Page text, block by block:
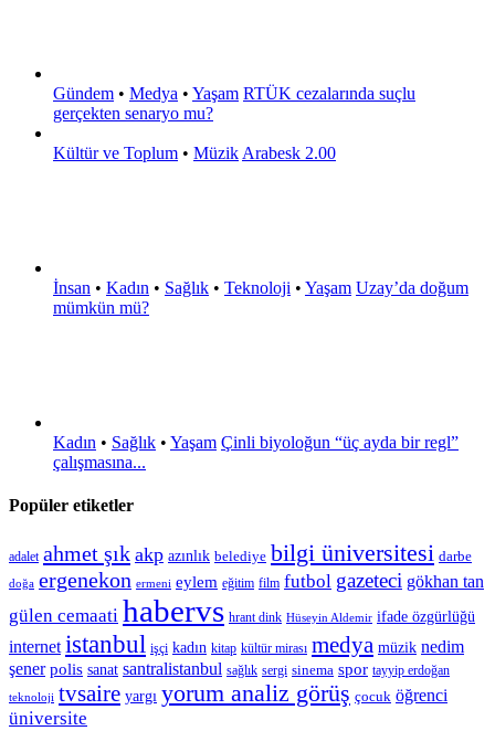
Gündem • Medya • Yaşam RTÜK cezalarında suçlu
gerçekten senaryo mu?
Kültür ve Toplum • Müzik Arabesk 2.00
İnsan • Kadın • Sağlık • Teknoloji • Yaşam Uzay’da doğum
mümkün mü?
Kadın • Sağlık • Yaşam Çinli biyoloğun “üç ayda bir regl”
çalışmasına...
Popüler etiketler
adalet ahmet şık akp azınlık belediye bilgi üniversitesi darbe
doğa ergenekon ermeni eylem eğitim film futbol gazeteci gökhan tan
gülen cemaati habervs hrant dink Hüseyin Aldemir ifade özgürlüğü
internet istanbul işçi kadın kitap kültür mirası medya müzik nedim
şener polis sanat santralistanbul sağlık sergi sinema spor tayyip erdoğan
teknoloji tvsaire yargı yorum analiz görüş çocuk öğrenci
üniversite